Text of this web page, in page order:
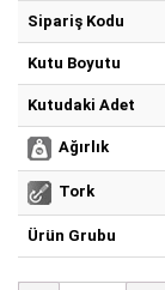
Sipariş Kodu
Kutu Boyutu
Kutudaki Adet
Ağırlık
Tork
Ürün Grubu